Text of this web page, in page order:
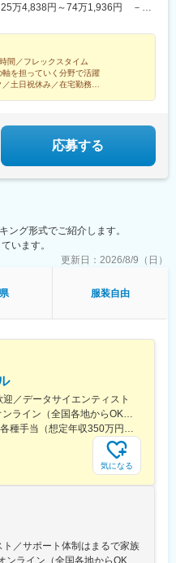
、一都三県だけでなく関西や九
問い合せください）※受動喫煙対
万4,838円～74万1,936円 －グ
35時間分を上記金額で支給※上
間／フレックスタイム
を担っていく分野で活躍
土日祝休み／在宅勤務
出資のグループ会社／
応募する
ング形式でご紹介します。
います。
更新日： 2026/8/9（日）
服装自由
／データサイエンティスト
気になる
／サポート体制はまるで家族